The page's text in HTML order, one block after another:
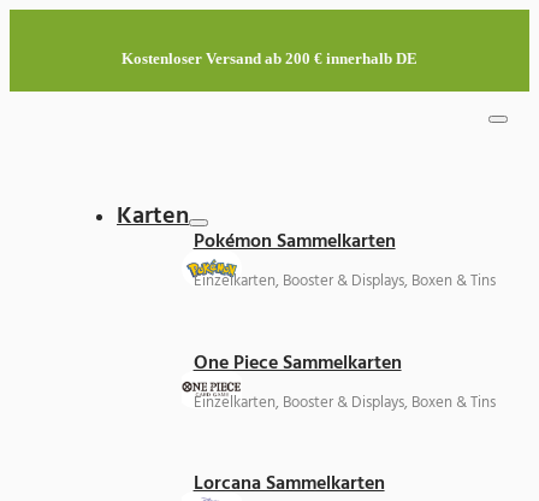
Kostenloser Versand ab 200 € innerhalb DE
Karten
Pokémon Sammelkarten
Einzelkarten, Booster & Displays, Boxen & Tins
One Piece Sammelkarten
Einzelkarten, Booster & Displays, Boxen & Tins
Lorcana Sammelkarten